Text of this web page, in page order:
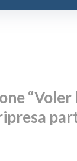
“Voler